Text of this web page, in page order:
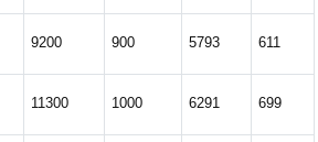
9200 900 5793 611
11300 1000 6291 699